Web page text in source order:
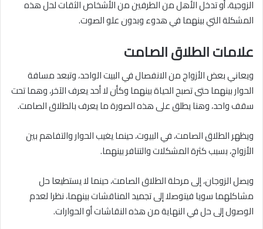
الزوجية، أو تدخل الأهل من الطرفين من الأشخاص الثقات لحل هذه
المشكلة التي بينهما في هدوء وبدون علو الصوت.
علامات الطلاق الصامت
ويعاني بعض الأزواج من الانفصال في البيت الواحد، وتبعد مسافة
الحوار بينهما حتى تصبح الحياة بينهما وكأن لا أحد يعرف الآخر، وهما تحت
سقف واحد، وهنا يطلق على هذه الصورة ما يعرف بالطلاق الصامت.
ويظهر الطلاق الصامت، في البيوت، حينما يغيب الحوار والتفاهم بين
الأزواج، بسبب كثرة المشكلات والتنافر بينهما.
ويصل الزوجان، إلى مرحلة الطلاق الصامت، حينما لا يستطيعا حل
مشاكلهما سويا فيتوصلا إلى تجميد المناقشات بينهما، نظرا لعدم
الوصول إلى حل في النهاية من هذه النقاشات أو الحوارات.